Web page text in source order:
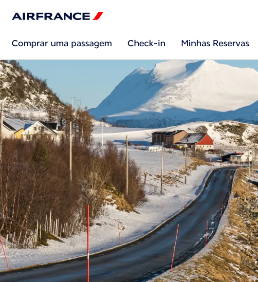
Comprar uma passagem Check-in Minhas Reservas